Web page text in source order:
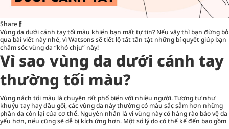
Share
Vùng da dưới cánh tay tối màu khiến bạn mất tự tin? Nếu vậy thì bạn đừng bỏ
qua bài viết này nhé, vì Watsons sẽ tiết lộ tất tần tật những bí quyết giúp bạn
chăm sóc vùng da “khó chịu” này!
Vì sao vùng da dưới cánh tay
thường tối màu?
Vùng nách tối màu là chuyện rất phổ biến với nhiều người. Tương tự như
khuỷu tay hay đầu gối, các vùng da này thường có màu sắc sẫm hơn những
phần da còn lại của cơ thể. Nguyên nhân là vì vùng này có hàng rào bảo vệ da
yếu hơn, nếu cũng sẽ dễ bị kích ứng hơn. Một số lý do có thể kể đến bao gồm